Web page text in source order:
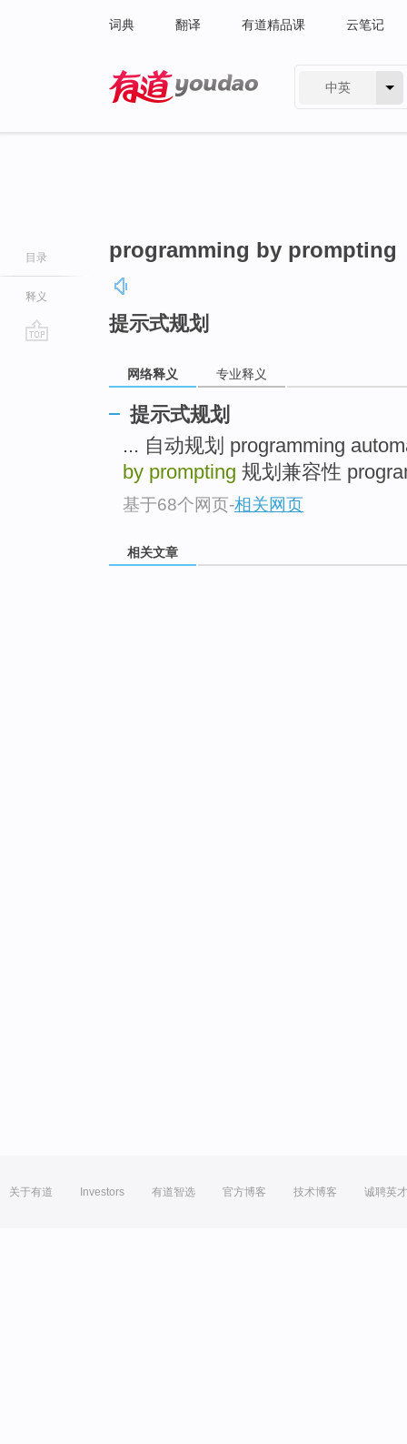
词典 翻译 有道精品课 云笔记
中英
目录
释义
programming by prompting
提示式规划
网络释义 专业释义
提示式规划
... 自动规划 programming
by prompting 规划兼容性
基于68个网页-相关网页
相关文章
关于有道 Investors 有道智选 官方博客 技术博客 诚聘英才